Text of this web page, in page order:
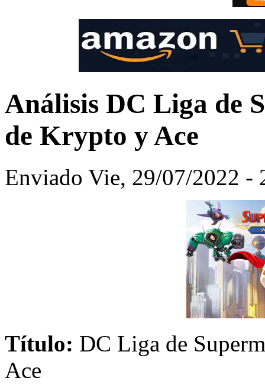
Análisis DC Liga de
de Krypto y Ace
Enviado Vie, 29/07/2022 -
Título: DC Liga de
Ace